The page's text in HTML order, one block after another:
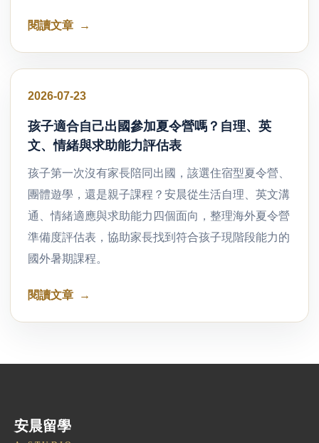
閱讀文章
好文分享
2026-07-23
孩子適合自己出國參加夏令營嗎？自理、英
文、情緒與求助能力評估表
孩子第一次沒有家長陪同出國，該選住宿型夏令營、
團體遊學，還是親子課程？安晨從生活自理、英文溝
通、情緒適應與求助能力四個面向，整理海外夏令營
準備度評估表，協助家長找到符合孩子現階段能力的
國外暑期課程。
閱讀文章
安晨留學